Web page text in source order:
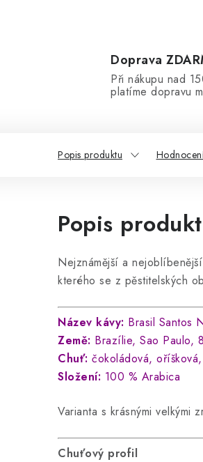
Doprava
Při nákupu nad
platíme dopravu
Popis produktu
Popis
Nejznámější a
kterého se z pěstitelských
Název kávy: Brasil Santos
Země: Brazílie, Sao Paulo,
Chuť: čokoládová,
Složení: 100 % Arabica
Varianta s krásnými velkými
Chuťový profil